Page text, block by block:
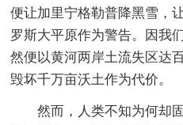
便让加里宁格勒普降黑雪，
罗斯大平原作为警告。因我
然便以黄河两岸土流失区达
毁坏千万亩沃土作为代价。
然而，人类不知为何却